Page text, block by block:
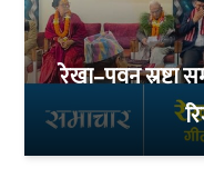
रेखा–पवन स्रष्टा